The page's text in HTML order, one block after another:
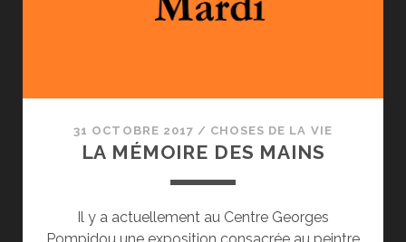
31 OCTOBRE 2017 / CHOSES DE LA VIE
LA MÉMOIRE DES MAINS
Il y a actuellement au Centre Georges